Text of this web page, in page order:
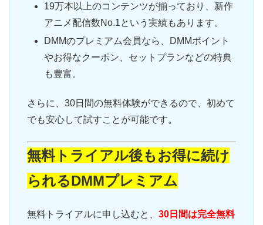
19万本以上のコンテンツが揃っており、新作
アニメ配信数No.1という実績もあります。
DMMのプレミアム会員なら、DMMポイント
やお得なクーポン、セットプランなどの特典
も豊富。
さらに、30日間の無料体験ができるので、初めて
でも安心して試すことが可能です。
無料トライアル後もお得に続け
られるDMMプレミアム
無料トライアルに申し込むと、 30日間は完全無料